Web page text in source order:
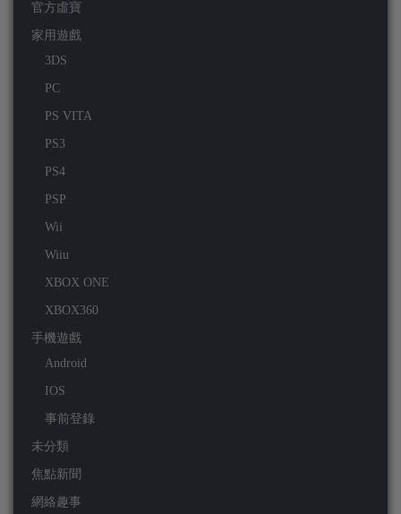
官方虛寶
家用遊戲
3DS
PC
PS VITA
PS3
PS4
PSP
Wii
Wiiu
XBOX ONE
XBOX360
手機遊戲
Android
IOS
事前登錄
未分類
焦點新聞
網絡趣事